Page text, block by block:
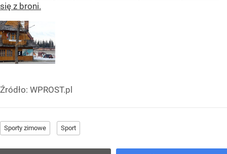
się z broni.
Źródło: WPROST.pl
Sporty zimowe Sport